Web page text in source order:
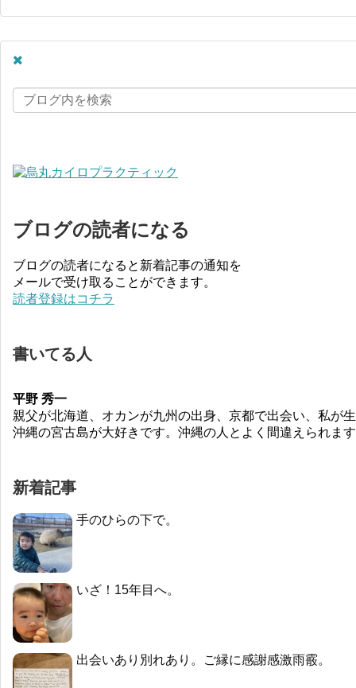
ブログの読者になる
ブログの読者になると新着記事の通知を
メールで受け取ることができます。
読者登録はコチラ
書いてる人
平野 秀一
親父が北海道、オカンが九州の出身、京都で出会い、私が
沖縄の宮古島が大好きです。沖縄の人とよく間違えられま
新着記事
手のひらの下で。
いざ！15年目へ。
出会いあり別れあり。ご縁に感謝感激雨霰。